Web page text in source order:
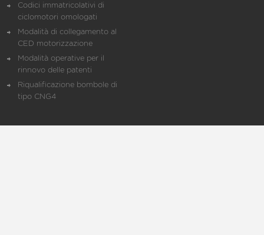
Codici immatricolativi di
ciclomotori omologati
Modalità di collegamento al
CED motorizzazione
Modalità operative per il
rinnovo delle patenti
Riqualificazione bombole di
tipo CNG4